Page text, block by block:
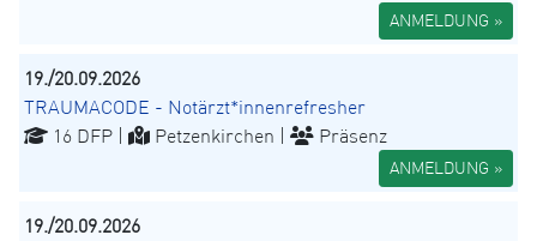
ANMELDUNG »
19./20.09.2026
TRAUMACODE - Notärzt*innenrefresher
16 DFP |
Petzenkirchen | Präsenz
ANMELDUNG »
19./20.09.2026